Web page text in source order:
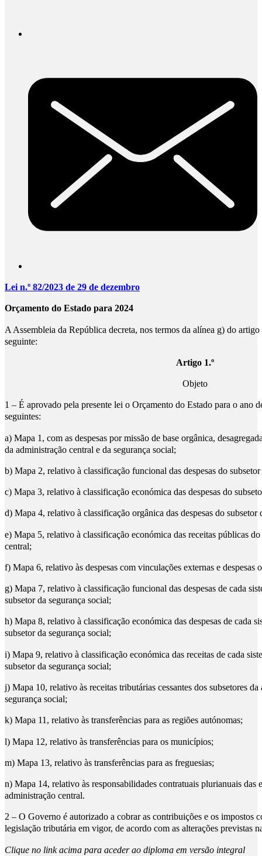
Lei n.º 82/2023 de 29 de dezembro
Orçamento do Estado para 2024
A Assembleia da República decreta, nos termos da alínea g) do
seguinte:
Artigo 1.º
Objeto
1 – É aprovado pela presente lei o Orçamento do Estado para o ano
seguintes:
a) Mapa 1, com as despesas por missão de base orgânica,
da administração central e da segurança social;
b) Mapa 2, relativo à classificação funcional das despesas do
c) Mapa 3, relativo à classificação económica das despesas do
d) Mapa 4, relativo à classificação orgânica das despesas do subsetor
e) Mapa 5, relativo à classificação económica das receitas públicas
central;
f) Mapa 6, relativo às despesas com vinculações externas e despesas
g) Mapa 7, relativo à classificação funcional das despesas de cada
subsetor da segurança social;
h) Mapa 8, relativo à classificação económica das despesas de cada
subsetor da segurança social;
i) Mapa 9, relativo à classificação económica das receitas de cada
subsetor da segurança social;
j) Mapa 10, relativo às receitas tributárias cessantes dos subsetores
segurança social;
k) Mapa 11, relativo às transferências para as regiões autónomas;
l) Mapa 12, relativo às transferências para os municípios;
m) Mapa 13, relativo às transferências para as freguesias;
n) Mapa 14, relativo às responsabilidades contratuais plurianuais das
administração central.
2 – O Governo é autorizado a cobrar as contribuições e os impostos
legislação tributária em vigor, de acordo com as alterações previstas
Clique no link acima para aceder ao diploma em versão integral